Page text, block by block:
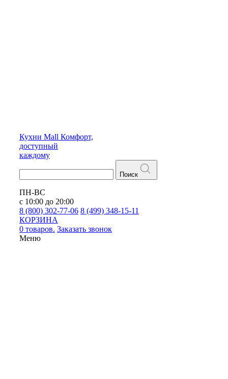
Кухни Mall Комфорт,
доступный
каждому
Поиск
ПН-ВС
с 10:00 до 20:00
8 (800) 302-77-06 8 (499) 348-15-11
КОРЗИНА
0 товаров. Заказать звонок
Меню